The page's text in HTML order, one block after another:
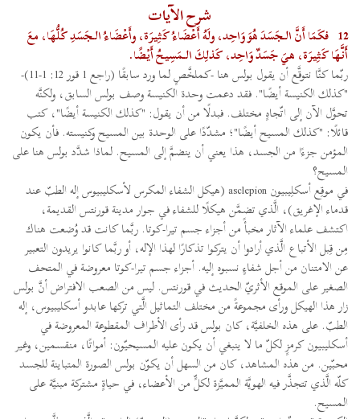
شرح الآيات
12 فكَمَا أَنَّ الـجَسَدَ هُوَ وَاحِد، ولَهُ أَعْضَاءُ كَثِيرَة، وأَعْضَاءُ الـجَسَدِ كُلُّهَا، معَ
أَنَّهَا كَثِيرَة، هيَ جَسَدٌ وَاحِد، كَذلِكَ الـمَسِيحُ أَيْضًا.
ربّما كنَّا نتوقَّع أن يقول بولس هنا -كملخَّصٍ لما ورد سابقًا (راجع 1 قور 12: 1-11)-
"كذلك الكنيسة أيضًا". فقد دعمت وحدة الكنيسة وصف بولس السابق، ولكنَّه
تحوَّل الآن إلى اتّجاهٍ مختلف. فبدلًا من أن يقول: "كذلك الكنيسة أيضًا"، كتب
قائلًا: "كذلك المسيح أيضًا"؛ مشدّدًا على الوحدة بين المسيح وكنيسته. فأن يكون
المؤمن جزءًا من الجسد، هذا يعني أن ينضمَّ إلى المسيح. لماذا شدَّد بولس هنا على
المسيح؟
في موقِع أسكلِيبيون asclepion (هيكل الشفاء المكرس لأسكليبيوس إله الطبّ عند
قدماء الإغريق)، الَّذي تضمَّن هيكلًا للشفاء في جوار مدينة قورنتس القديمة،
اكتشف علماء الآثار مخبأً من أجزاء جسم تيرا-كوتا. ربَّما كانت قد وُضعت هناك
مِن قِبل الأتباع الَّذي أرادوا أن يتركوا تذكارًا لهذا الإله، أو ربَّما كانوا يريدون التعبير
عن الامتنان من أجل شفاءٍ نسبوه إليه. أجزاء جسم تيرا-كوتا معروضة في المتحف
الصغير على الموقع الأثريّ الحديث في قورنتس. ليس من الصعب الافتراض أنَّ بولس
زار هذا الهيكل ورأى مجموعةً من مختلف التماثيل الَّتي تركها عابدو أسكليبيوس، إله
الطبّ. على هذه الخلفيَّة، كان بولس قد رأى الأطراف المقطوعة المعروضة في
أسكليبيون كرمزٍ لكلّ ما لا ينبغي أن يكون عليه المسيحيّون: أمواتًا، منقسمين، وغير
محبّين. من هذه المشاهد، كان من السهل أن يكوّن بولس الصورة المتباينة للجسد
كلّه الَّذي تتجذَّر فيه الهويَّة المميَّزة لكلٍّ من الأعضاء، في حياةٍ مشتركة مبنيَّة على
المسيح.